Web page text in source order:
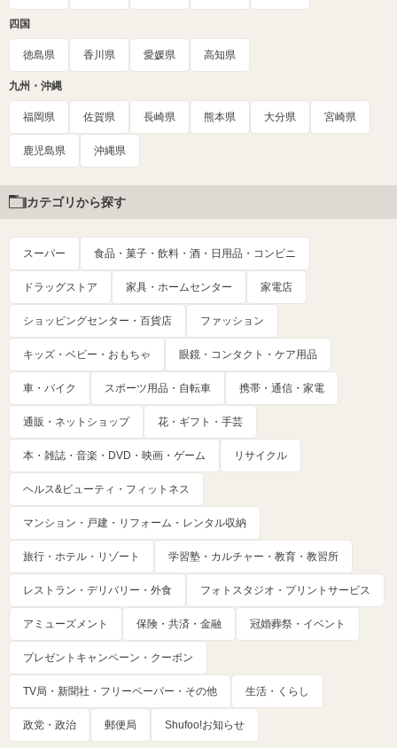
四国
徳島県 香川県 愛媛県 高知県
九州・沖縄
福岡県 佐賀県 長崎県 熊本県 大分県 宮崎県
鹿児島県 沖縄県
カテゴリから探す
スーパー 食品・菓子・飲料・酒・日用品・コンビニ
ドラッグストア 家具・ホームセンター 家電店
ショッピングセンター・百貨店 ファッション
キッズ・ベビー・おもちゃ 眼鏡・コンタクト・ケア用品
車・バイク スポーツ用品・自転車 携帯・通信・家電
通販・ネットショップ 花・ギフト・手芸
本・雑誌・音楽・DVD・映画・ゲーム リサイクル
ヘルス&ビューティ・フィットネス
マンション・戸建・リフォーム・レンタル収納
旅行・ホテル・リゾート 学習塾・カルチャー・教育・教習所
レストラン・デリバリー・外食 フォトスタジオ・プリントサービス
アミューズメント 保険・共済・金融 冠婚葬祭・イベント
プレゼントキャンペーン・クーポン
TV局・新聞社・フリーペーパー・その他 生活・くらし
政党・政治 郵便局 Shufoo!お知らせ